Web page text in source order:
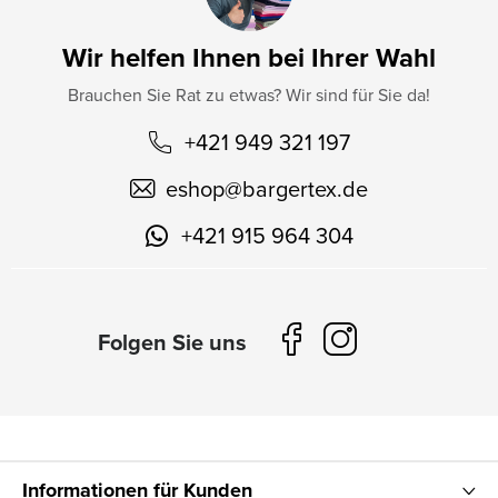
Wir helfen Ihnen bei Ihrer Wahl
Brauchen Sie Rat zu etwas? Wir sind für Sie da!
+421 949 321 197
eshop@bargertex.de
+421 915 964 304
Informationen für Kunden